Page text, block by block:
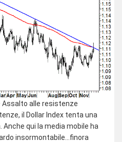
Assalto alle resistenze
il Dollar Index tenta una
qui la media mobile ha
insormontabile…finora